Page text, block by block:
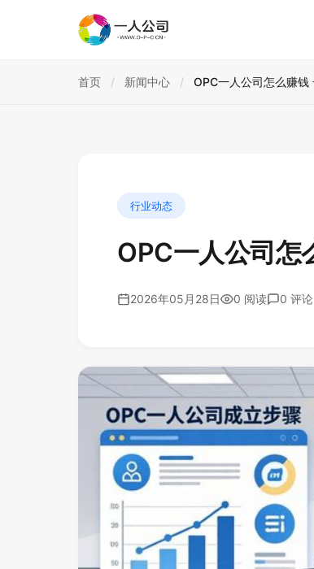
首页 / 新闻中心 / OPC一人公司怎么赚
行业动态
OPC一人公司怎
2026年05月28日 0 阅读 0 评论